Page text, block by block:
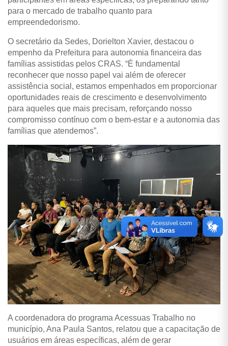
para o mercado de trabalho quanto para
empreendedorismo.
O secretário da Sedes, Dorielton Xavier, destacou o
empenho da Prefeitura para autonomia financeira das
famílias assistidas pelos CRAS. “É fundamental
reconhecer que nosso papel vai além de oferecer
assistência social, estamos empenhados em proporcionar
oportunidades reais de crescimento e desenvolvimento
para aqueles que mais precisam, reforçando nosso
compromisso contínuo com o bem-estar e a autonomia das
famílias que atendemos”.
A coordenadora do programa Acessuas Trabalho no
município, Ana Paula Santos, relatou que a capacitação de
usuários em áreas específicas, além de gerar